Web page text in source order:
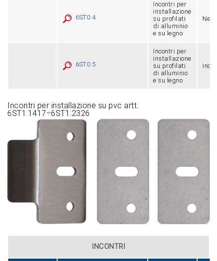
6ST0.4
Incontri per
installazione
su profilati
di alluminio
e su legno
Nero
6ST0.5
Incontri per
installazione
su profilati
di alluminio
e su legno
Inox
Incontri per installazione su pvc artt.
6ST1.1417÷6ST1.2326
INCONTRI